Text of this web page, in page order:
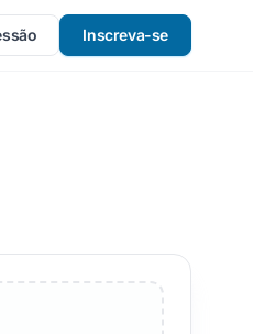
Inscreva-se